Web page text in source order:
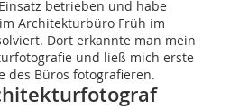
betrieben und habe
Architekturbüro Früh im
Dort erkannte man mein
und ließ mich erste
des Büros fotografieren.